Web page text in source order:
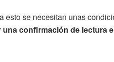
esto se necesitan unas
confirmación de lectura